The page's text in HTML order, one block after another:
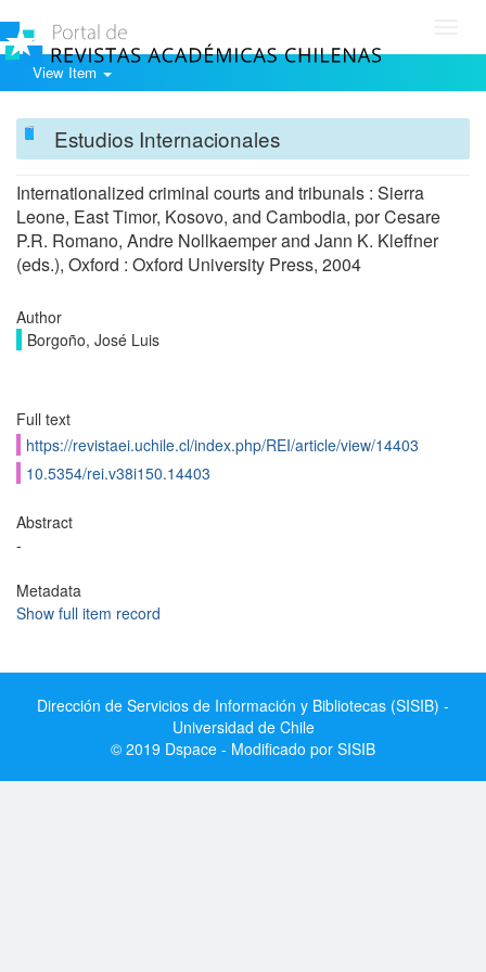
View Item
Estudios Internacionales
Internationalized criminal courts and tribunals : Sierra
Leone, East Timor, Kosovo, and Cambodia, por Cesare
P.R. Romano, Andre Nollkaemper and Jann K. Kleffner
(eds.), Oxford : Oxford University Press, 2004
Author
Borgoño, José Luis
Full text
https://revistaei.uchile.cl/index.php/REI/article/view/14403
10.5354/rei.v38i150.14403
Abstract
-
Metadata
Show full item record
Dirección de Servicios de Información y Bibliotecas (SISIB) -
Universidad de Chile
© 2019 Dspace - Modificado por SISIB